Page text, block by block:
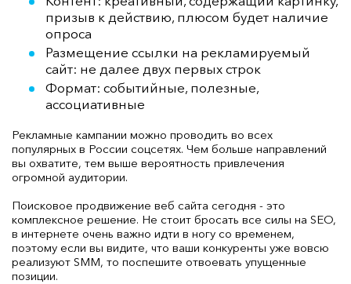
призыв к действию, плюсом будет наличие
опроса
Размещение ссылки на рекламируемый
сайт: не далее двух первых строк
Формат: событийные, полезные,
ассоциативные
Рекламные кампании можно проводить во всех
популярных в России соцсетях. Чем больше направлений
вы охватите, тем выше вероятность привлечения
огромной аудитории.
Поисковое продвижение веб сайта сегодня - это
комплексное решение. Не стоит бросать все силы на SEO,
в интернете очень важно идти в ногу со временем,
поэтому если вы видите, что ваши конкуренты уже вовсю
реализуют SMM, то поспешите отвоевать упущенные
позиции.